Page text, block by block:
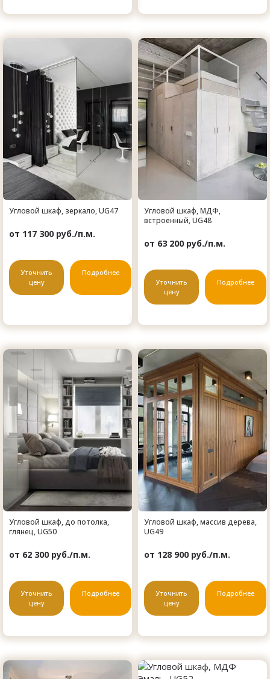
Угловой шкаф, зеркало, UG47
от 117 300 руб./п.м.
Уточнить
цену
Подробнее
Угловой шкаф, МДФ,
встроенный, UG48
от 63 200 руб./п.м.
Уточнить
цену
Подробнее
Угловой шкаф, до потолка,
глянец, UG50
от 62 300 руб./п.м.
Уточнить
цену
Подробнее
Угловой шкаф, массив дерева,
UG49
от 128 900 руб./п.м.
Уточнить
цену
Подробнее